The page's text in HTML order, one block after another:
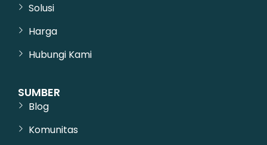
Solusi
Harga
Hubungi Kami
SUMBER
Blog
Komunitas